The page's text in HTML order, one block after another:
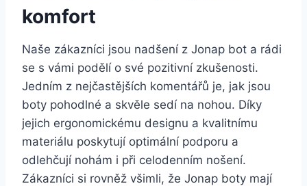
komfort
Naše‌ zákazníci jsou nadšení z Jonap bot a rádi
se s vámi podělí⁢ o ‍své pozitivní⁤ zkušenosti.
Jedním z nejčastějších komentářů je, jak jsou
boty⁤ pohodlné a ⁣skvěle ‍sedí ⁣na ‍nohou. Díky⁢
jejich‍ ergonomickému designu a kvalitnímu
‍materiálu poskytují optimální podporu a
odlehčují​ nohám i⁤ při ‍celodenním nošení.
Zákazníci si ‌rovněž ‍všimli, že Jonap boty​ mají